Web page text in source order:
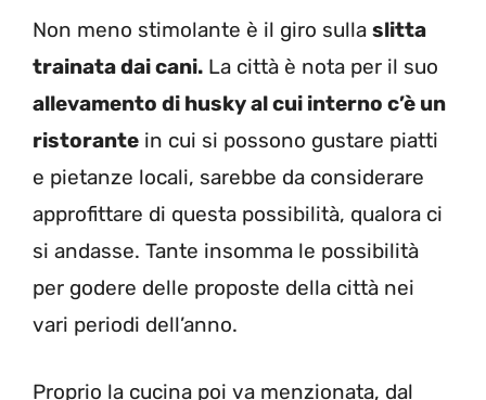
Non meno stimolante è il giro sulla slitta
trainata dai cani. La città è nota per il suo
allevamento di husky al cui interno c’è un
ristorante in cui si possono gustare piatti
e pietanze locali, sarebbe da considerare
approfittare di questa possibilità, qualora ci
si andasse. Tante insomma le possibilità
per godere delle proposte della città nei
vari periodi dell’anno.
Proprio la cucina poi va menzionata, dal